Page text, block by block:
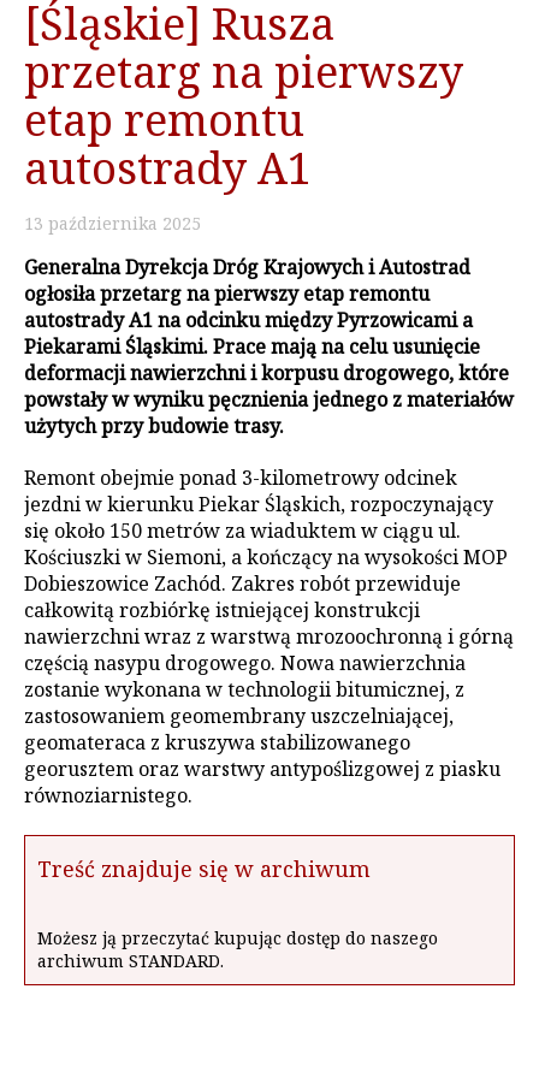
[Śląskie] Rusza
przetarg na pierwszy
etap remontu
autostrady A1
13 października 2025
Generalna Dyrekcja Dróg Krajowych i Autostrad
ogłosiła przetarg na pierwszy etap remontu
autostrady A1 na odcinku między Pyrzowicami a
Piekarami Śląskimi. Prace mają na celu usunięcie
deformacji nawierzchni i korpusu drogowego, które
powstały w wyniku pęcznienia jednego z materiałów
użytych przy budowie trasy.
Remont obejmie ponad 3-kilometrowy odcinek
jezdni w kierunku Piekar Śląskich, rozpoczynający
się około 150 metrów za wiaduktem w ciągu ul.
Kościuszki w Siemoni, a kończący na wysokości MOP
Dobieszowice Zachód. Zakres robót przewiduje
całkowitą rozbiórkę istniejącej konstrukcji
nawierzchni wraz z warstwą mrozoochronną i górną
częścią nasypu drogowego. Nowa nawierzchnia
zostanie wykonana w technologii bitumicznej, z
zastosowaniem geomembrany uszczelniającej,
geomateraca z kruszywa stabilizowanego
georusztem oraz warstwy antypoślizgowej z piasku
równoziarnistego.
Treść znajduje się w archiwum
Możesz ją przeczytać kupując dostęp do naszego
archiwum STANDARD.